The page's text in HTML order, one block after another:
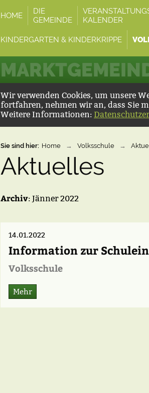
HOME
DIE
GEMEINDE
KALENDER
KINDERGARTEN & KINDERKRIPPE
Wir verwenden Cookies, um unsere
fortfahren, nehmen wir an, dass Sie
Weitere Informationen:
Sie sind hier: Home → Volksschule →
Aktuelles
Archiv: Jänner 2022
14.01.2022
Information zur
Volksschule
Mehr